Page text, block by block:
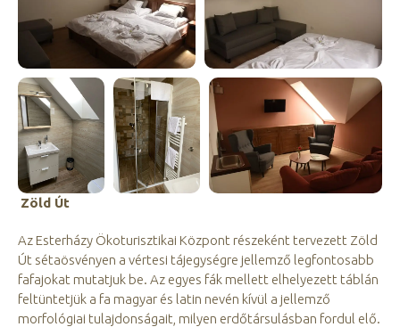
Zöld Út
Az Esterházy Ökoturisztikai Központ részeként tervezett Zöld
Út sétaösvényen a vértesi tájegységre jellemző legfontosabb
fafajokat mutatjuk be. Az egyes fák mellett elhelyezett táblán
feltüntetjük a fa magyar és latin nevén kívül a jellemző
morfológiai tulajdonságait, milyen erdőtársulásban fordul elő.